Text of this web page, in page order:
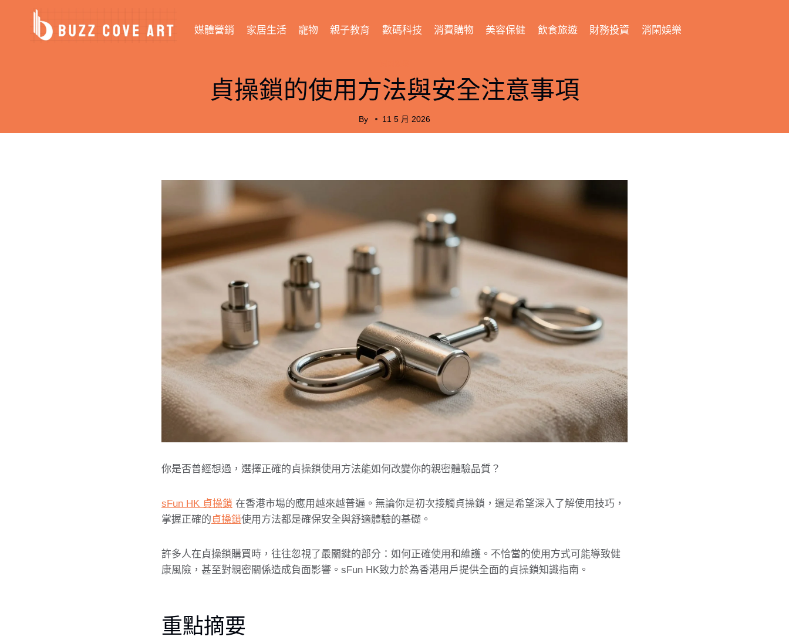
媒體營銷 家居生活 寵物 親子教育 數碼科技 消費購物 美容保健 飲食旅遊 財務投資 消閑娛樂
貞操鎖的使用方法與安全注意事項
By 11 5 月 2026
你是否曾經想過，選擇正確的貞操鎖使用方法能如何改變你的親密體驗品質？
sFun HK 貞操鎖 在香港市場的應用越來越普遍。無論你是初次接觸貞操鎖，還是希望深入了解使用技巧，
掌握正確的 貞操鎖使用方法都是確保安全與舒適體驗的基礎。
許多人在貞操鎖購買時，往往忽視了最關鍵的部分：如何正確使用和維護。不恰當的使用方式可能導致健
康風險，甚至對親密關係造成負面影響。sFun HK致力於為香港用戶提供全面的貞操鎖知識指南。
重點摘要